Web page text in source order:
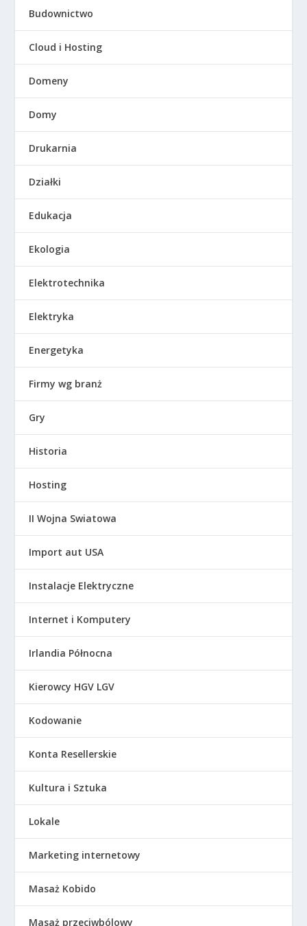
Budownictwo
Cloud i Hosting
Domeny
Domy
Drukarnia
Działki
Edukacja
Ekologia
Elektrotechnika
Elektryka
Energetyka
Firmy wg branż
Gry
Historia
Hosting
II Wojna Swiatowa
Import aut USA
Instalacje Elektryczne
Internet i Komputery
Irlandia Północna
Kierowcy HGV LGV
Kodowanie
Konta Resellerskie
Kultura i Sztuka
Lokale
Marketing internetowy
Masaż Kobido
Masaż przeciwbólowy